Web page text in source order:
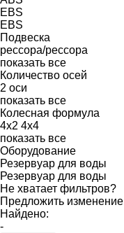
EBS
EBS
Подвеска
рессора/рессора
показать все
Количество осей
2 оси
показать все
Колесная формула
4x2 4x4
показать все
Оборудование
Резервуар для воды
Резервуар для воды
Не хватает фильтров?
Предложить изменение
Найдено:
-